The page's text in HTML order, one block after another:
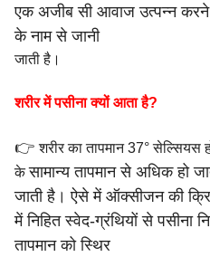
एक अजीबसी आवाज उत्पन्न
के नाम से जानी
जाती है।
शरीर में पसीना क्यों आता है?
👉शरीर का तापमान 37° सेल्सियस
केसामान्य तापमान से अधिक हो
जातीहै।ऐसे में ऑक्सीजन की
में निहितस्वेद-ग्रंथियों से पसीना
तापमान को स्थिर